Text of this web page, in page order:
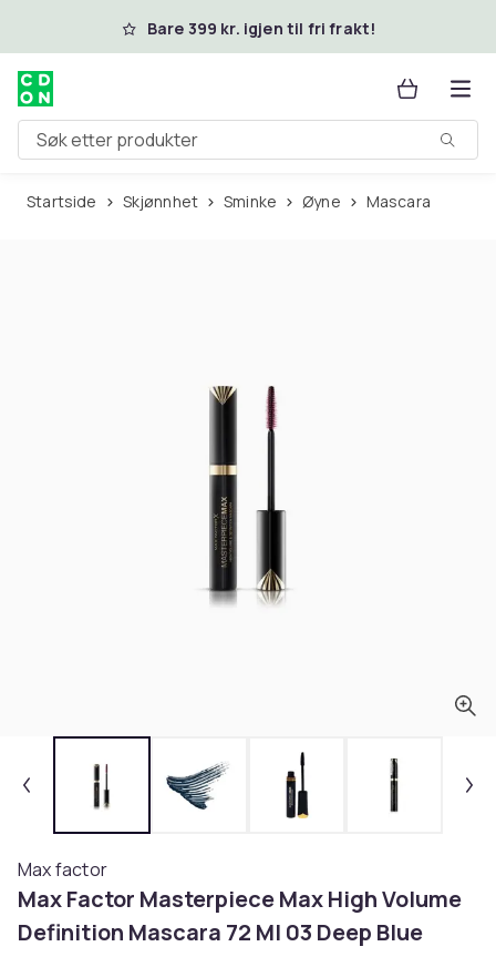
Hopp til hovedinnholdBare 399 kr. igjen til fri frakt!
Søk etter produkter
Startside Skjønnhet Sminke Øyne Mascara
Max factor
Max Factor Masterpiece Max High Volume
Definition Mascara 72 Ml 03 Deep Blue